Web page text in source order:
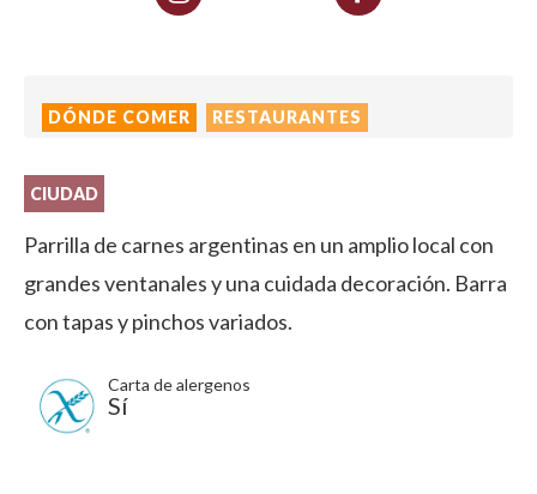
DÓNDE COMER RESTAURANTES
CIUDAD
Parrilla de carnes argentinas en un amplio local con
grandes ventanales y una cuidada decoración. Barra
con tapas y pinchos variados.
Carta de alergenos
Sí